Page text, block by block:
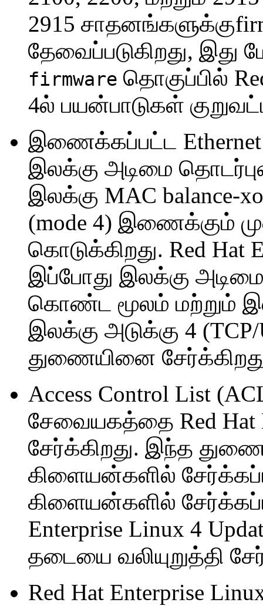
2915
தேவைப்படுகிறது, இது
firmware தொகுப்பில்
4ல் பயன்பாடுகள்
இணைக்கப்பட்ட
இலக்கு அடிமை
இலக்கு MAC balance-
(mode 4) இணைக்கும்
கொடுக்கிறது. Red Hat
இப்போது இலக்கு
கொண்ட மூலம் மற்றும்
இலக்கு அடுக்கு 4
துணையினை
Access Control List
சேவையகத்தை Red Hat
சேர்க்கிறது. இந்த
கிளையன்களில்
கிளையன்களில்
Enterprise Linux 4
தடையை வலியுறுத்தி
Red Hat Enterprise